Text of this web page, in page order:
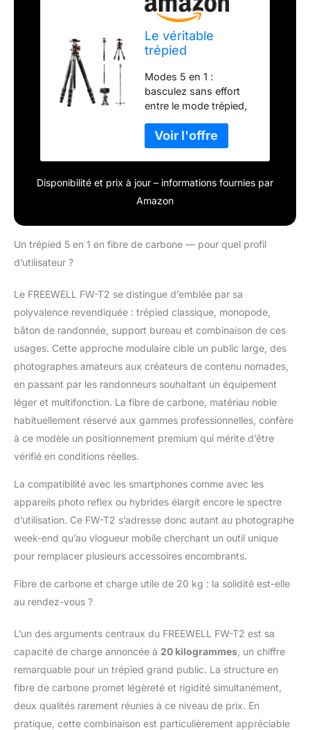
Le véritable
trépied
1 -Charge utile
jusqu'à 20 kg
Modes 5 en 1 :
basculez sans effort
entre le mode trépied,
et 2, le mode bureau et
le mode bâton de
randonnée. Parfait pour
tous les styles de prise
du smartphone :
avec des pinces
support de trépied en
support de
smartphone. S'adapte
stabilisez votre trépied
à des angles de 22°,
55° ou 85° pour des
prises de vue stables
sur n'importe quelle
surface. Prise de vue
en faible angle : réalisez
époustouflantes avec
la colonne centrale
flexible : ajustez votre
trépied de 175 mm à
1570 mm pour une
vue inégalée.
Disponibilité et prix à jour – informations fournies par
Amazon
Un trépied 5 en 1 en fibre de carbone — pour quel profil
d’utilisateur ?
Le FREEWELL FW-T2 se distingue d’emblée par sa
polyvalence revendiquée : trépied classique, monopode,
bâton de randonnée, support bureau et combinaison de ces
usages. Cette approche modulaire cible un public large, des
photographes amateurs aux créateurs de contenu nomades,
en passant par les randonneurs souhaitant un équipement
léger et multifonction. La fibre de carbone, matériau noble
habituellement réservé aux gammes professionnelles, confère
à ce modèle un positionnement premium qui mérite d’être
vérifié en conditions réelles.
La compatibilité avec les smartphones comme avec les
appareils photo reflex ou hybrides élargit encore le spectre
d’utilisation. Ce FW-T2 s’adresse donc autant au photographe
week-end qu’au vlogueur mobile cherchant un outil unique
pour remplacer plusieurs accessoires encombrants.
Fibre de carbone et charge utile de 20 kg : la solidité est-elle
au rendez-vous ?
L’un des arguments centraux du FREEWELL FW-T2 est sa
capacité de charge annoncée à 20 kilogrammes , un chiffre
remarquable pour un trépied grand public. La structure en
fibre de carbone promet légèreté et rigidité simultanément,
deux qualités rarement réunies à ce niveau de prix. En
pratique, cette combinaison est particulièrement appréciable